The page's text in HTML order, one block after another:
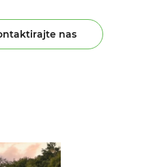
nas